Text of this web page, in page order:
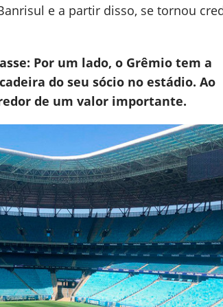
e a partir disso, se tornou
Por um lado, o Grêmio tem a
do seu sócio no estádio. Ao
de um valor importante.